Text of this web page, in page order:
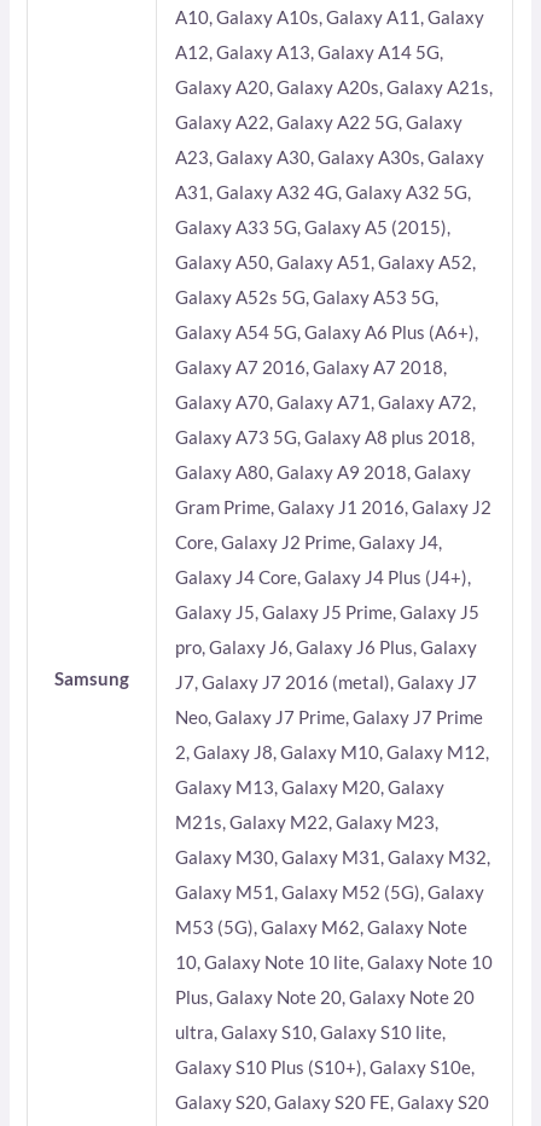
Samsung
A10, Galaxy A10s, Galaxy A11, Galaxy
A12, Galaxy A13, Galaxy A14 5G,
Galaxy A20, Galaxy A20s, Galaxy A21s,
Galaxy A22, Galaxy A22 5G, Galaxy
A23, Galaxy A30, Galaxy A30s, Galaxy
A31, Galaxy A32 4G, Galaxy A32 5G,
Galaxy A33 5G, Galaxy A5 (2015),
Galaxy A50, Galaxy A51, Galaxy A52,
Galaxy A52s 5G, Galaxy A53 5G,
Galaxy A54 5G, Galaxy A6 Plus (A6+),
Galaxy A7 2016, Galaxy A7 2018,
Galaxy A70, Galaxy A71, Galaxy A72,
Galaxy A73 5G, Galaxy A8 plus 2018,
Galaxy A80, Galaxy A9 2018, Galaxy
Gram Prime, Galaxy J1 2016, Galaxy J2
Core, Galaxy J2 Prime, Galaxy J4,
Galaxy J4 Core, Galaxy J4 Plus (J4+),
Galaxy J5, Galaxy J5 Prime, Galaxy J5
pro, Galaxy J6, Galaxy J6 Plus, Galaxy
J7, Galaxy J7 2016 (metal), Galaxy J7
Neo, Galaxy J7 Prime, Galaxy J7 Prime
2, Galaxy J8, Galaxy M10, Galaxy M12,
Galaxy M13, Galaxy M20, Galaxy
M21s, Galaxy M22, Galaxy M23,
Galaxy M30, Galaxy M31, Galaxy M32,
Galaxy M51, Galaxy M52 (5G), Galaxy
M53 (5G), Galaxy M62, Galaxy Note
10, Galaxy Note 10 lite, Galaxy Note 10
Plus, Galaxy Note 20, Galaxy Note 20
ultra, Galaxy S10, Galaxy S10 lite,
Galaxy S10 Plus (S10+), Galaxy S10e,
Galaxy S20, Galaxy S20 FE, Galaxy S20